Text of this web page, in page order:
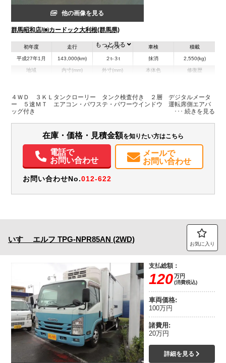
他の画像を見る
群馬昭和店/㈱カードック大利根(群馬県)
初年度
平成27年1月
走行
143,000(km)
サイズ
２t-３t
車検
抹消
積載
2,550(kg)
地域 内寸(mm) 外寸(mm) 本体色 修復歴
装備情報
エアコン パワステ パワーウィンドウ ABS エアバッグ
集中ドアロック
電動格納ミラー
もっと見る
４ＷＤ ３ＫＬタンクローリー タンク検査付き ２層 デジタルメータ
ー ５速ＭＴ エアコン・パワステ・パワーウインドウ 運転席側エアバ
ッグ付き
在庫・価格・見積金額を知りたい方はこちら
電話で
お問い合わせ
メールで
お問い合わせ
お問い合わせNo.012-622
いすゞ エルフ TPG-NPR85AN (2WD) お気に入り
支払総額：
120万円
(消費税込)
車両価格:
100万円
諸費用:
20万円
詳細を見る